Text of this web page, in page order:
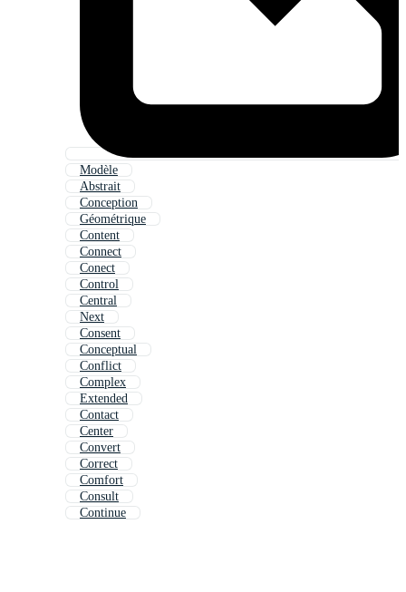
Modèle
Abstrait
Conception
Géométrique
Content
Connect
Conect
Control
Central
Next
Consent
Conceptual
Conflict
Complex
Extended
Contact
Center
Convert
Correct
Comfort
Consult
Continue